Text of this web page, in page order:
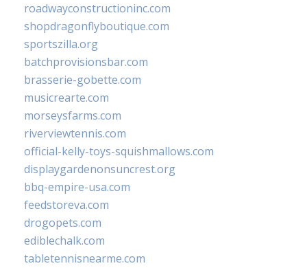
roadwayconstructioninc.com
shopdragonflyboutique.com
sportszilla.org
batchprovisionsbar.com
brasserie-gobette.com
musicrearte.com
morseysfarms.com
riverviewtennis.com
official-kelly-toys-squishmallows.com
displaygardenonsuncrest.org
bbq-empire-usa.com
feedstoreva.com
drogopets.com
ediblechalk.com
tabletennisnearme.com